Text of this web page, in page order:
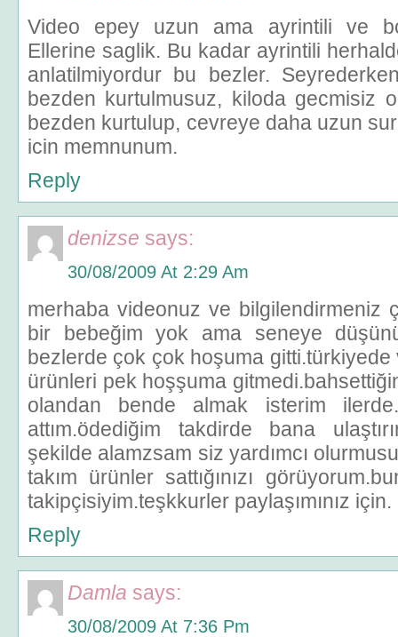
Video epey uzun ama ayrintili ve
Ellerine saglik. Bu kadar ayrintili
anlatilmiyordur bu bezler.
bezden kurtulmusuz, kiloda gecmisiz
bezden kurtulup, cevreye daha uzun
icin memnunum.
Reply
denizse says:
30/08/2009 At 2:29 Am
merhaba videonuz ve bilgilendirmeniz
bir bebeğim yok ama seneye
bezlerde çok çok hoşuma
ürünleri pek hoşşuma
olandan bende almak isterim
attım.ödediğim takdirde bana
şekilde alamzsam siz yardımcı
takım ürünler sattığınızı
takipçisiyim.teşkkurler paylaşımınız için.
Reply
Damla says:
30/08/2009 At 7:36 Pm